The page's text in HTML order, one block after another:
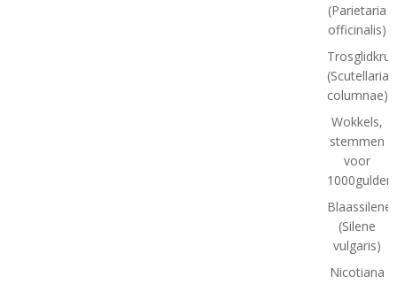
(Parietaria
officinalis)
(Scutellaria
columnae)
Wokkels,
stemmen
voor
Blaassilene
(Silene
vulgaris)
Nicotiana